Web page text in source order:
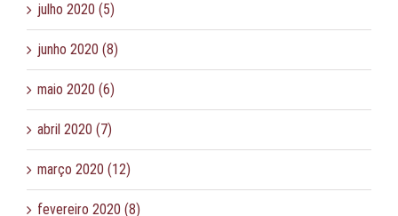
julho 2020 (5)
junho 2020 (8)
maio 2020 (6)
abril 2020 (7)
março 2020 (12)
fevereiro 2020 (8)